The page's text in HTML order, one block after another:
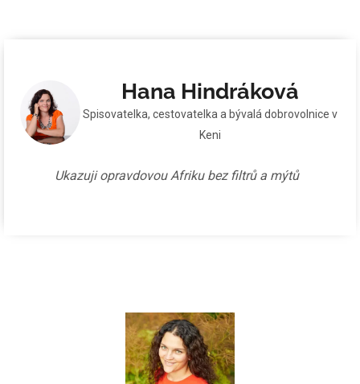
Hana Hindráková
Spisovatelka, cestovatelka a bývalá dobrovolnice v
Keni
Ukazuji opravdovou Afriku bez filtrů a mýtů